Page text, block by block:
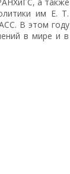
им Е. Т.
В этом году
в мире и в